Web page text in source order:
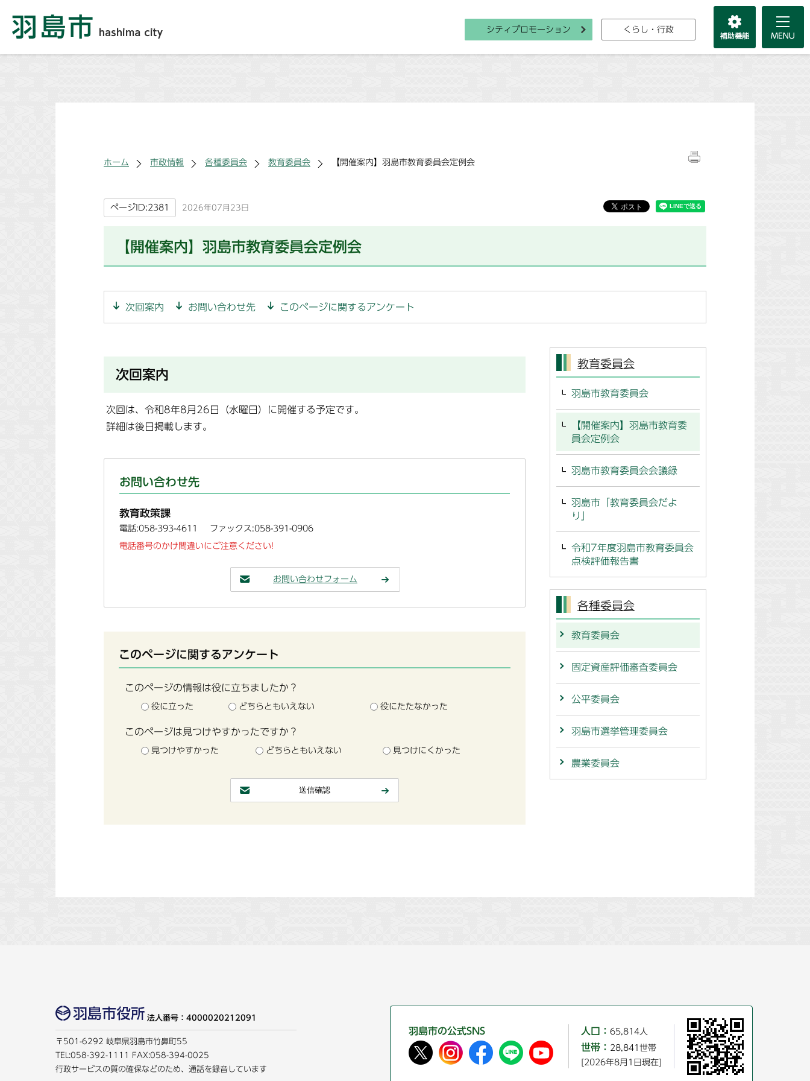
シティプロモーション くらし・行政
ホーム 市政情報 各種委員会 教育委員会 【開催案内】羽島市教育委員会定例会
ページID:2381 2026年07月23日
【開催案内】羽島市教育委員会定例会
次回案内 お問い合わせ先 このページに関するアンケート
次回案内
次回は、令和8年8月26日（水曜日）に開催する予定です。
詳細は後日掲載します。
お問い合わせ先
教育政策課
電話:058-393-4611 ファックス:058-391-0906
電話番号のかけ間違いにご注意ください!
お問い合わせフォーム
このページに関するアンケート
このページの情報は役に立ちましたか？
役に立った どちらともいえない 役にたたなかった
このページは見つけやすかったですか？
見つけやすかった どちらともいえない 見つけにくかった
教育委員会
羽島市教育委員会
【開催案内】羽島市教育委
員会定例会
羽島市教育委員会会議録
羽島市「教育委員会だよ
り」
令和7年度羽島市教育委員会
点検評価報告書
各種委員会
教育委員会
固定資産評価審査委員会
公平委員会
羽島市選挙管理委員会
農業委員会
法人番号：4000020212091
〒501-6292 岐阜県羽島市竹鼻町55
TEL:058-392-1111
FAX:058-394-0025
行政サービスの質の確保などのため、通話を録音しています
羽島市の公式SNS 人口： 65,814人
世帯： 28,841世帯
[2026年8月1日現在]